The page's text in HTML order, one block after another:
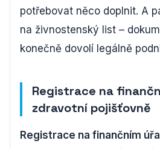
potřebovat něco doplnit. A
na živnostenský list –
konečně dovolí legálně
Registrace na
zdravotní pojišťovně
Registrace na finančním